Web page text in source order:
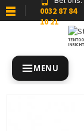
0032 87 84
10 21
MENU